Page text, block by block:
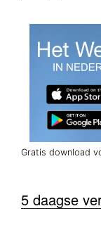
Gratis download
5 daagse